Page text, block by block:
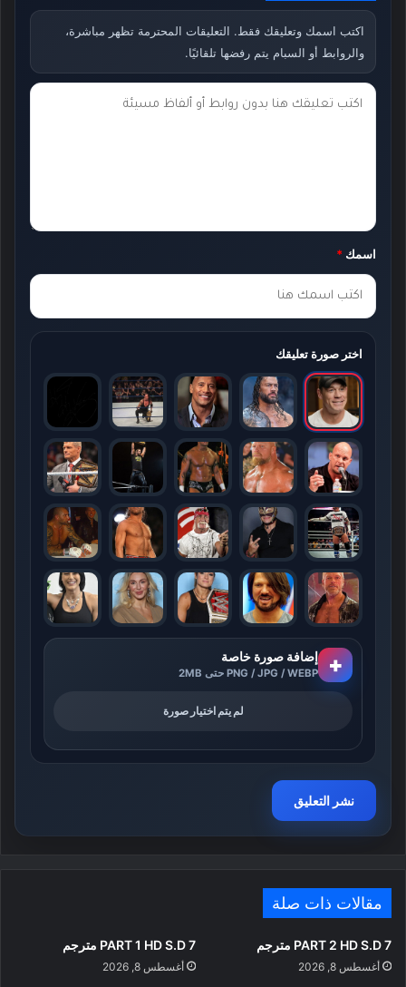
اكتب اسمك وتعليقك فقط. التعليقات المحترمة تظهر مباشرة،
والروابط أو السبام يتم رفضها تلقائيًا.
ت
ك
*
اسمك *
اختر صورة تعليقك
+ إضافة صورة خاصة
PNG / JPG / WEBP حتى 2MB
لم يتم اختيار صورة
مقالات ذات صلة
PART 2 HD S.D 7 مترجم
أغسطس 8, 2026
PART 1 HD S.D 7 مترجم
أغسطس 8, 2026